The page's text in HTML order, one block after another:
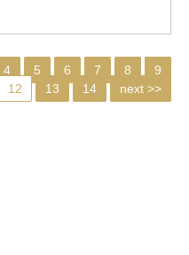
4 5 6 7 8
9
12 13 14 next >>